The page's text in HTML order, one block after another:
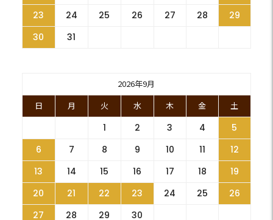
23
24 25 26 27 28
29
30
31
2026年9月
日
月 火 水 木 金 土
1 2 3 4
5
6
7 8 9 10 11
12
13
14 15 16 17 18
19
20
21 22 23 24 25
26
27
28 29 30